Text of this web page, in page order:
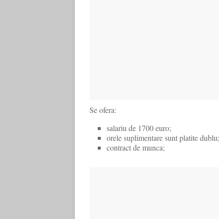
Se ofera:
salariu de 1700 euro;
orele suplimentare sunt platite dublu;
contract de munca;